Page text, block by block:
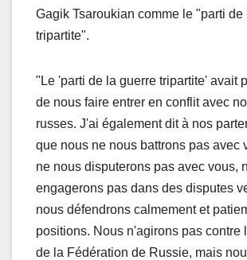
Gagik Tsaroukian comme le "parti de
tripartite".
"Le 'parti de la guerre tripartite' avait
de nous faire entrer en conflit avec
russes. J'ai également dit à nos
que nous ne nous battrons pas avec
ne nous disputerons pas avec vous,
engagerons pas dans des disputes
nous défendrons calmement et
positions. Nous n'agirons pas contre
de la Fédération de Russie, mais